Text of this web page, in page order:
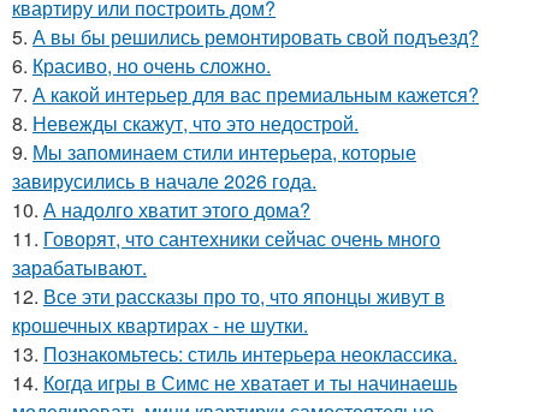
квартиру или построить дом?
5. А вы бы решились ремонтировать свой подъезд?
6. Красиво, но очень сложно.
7. А какой интерьер для вас премиальным кажется?
8. Невежды скажут, что это недострой.
9. Мы запоминаем стили интерьера, которые
завирусились в начале 2026 года.
10. А надолго хватит этого дома?
11. Говорят, что сантехники сейчас очень много
зарабатывают.
12. Все эти рассказы про то, что японцы живут в
крошечных квартирах - не шутки.
13. Познакомьтесь: стиль интерьера неоклассика.
14. Когда игры в Симс не хватает и ты начинаешь